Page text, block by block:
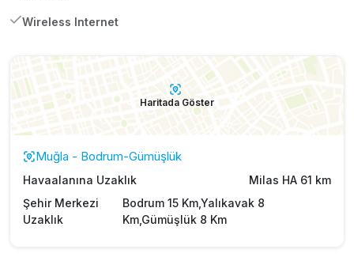
Wireless Internet
Haritada Göster
Muğla - Bodrum-Gümüşlük
Havaalanına Uzaklık
Milas HA 61 km
Şehir Merkezi
Uzaklık
Bodrum 15 Km,Yalıkavak 8
Km,Gümüşlük 8 Km